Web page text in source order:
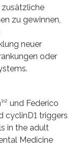
zusätzliche
zu gewinnen,
neuer
oder
und Federico
cyclinD1 triggers
in the adult
Medicine